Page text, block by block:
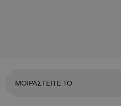
ΜΟΙΡΑΣΤΕΙΤΕ ΤΟ